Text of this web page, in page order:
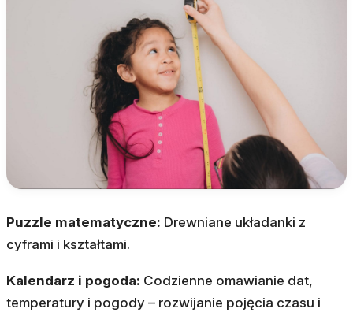
Puzzle matematyczne: Drewniane układanki z
cyframi i kształtami.
Kalendarz i pogoda: Codzienne omawianie dat,
temperatury i pogody – rozwijanie pojęcia czasu i